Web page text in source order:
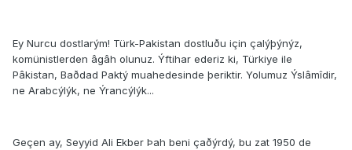
Ey Nurcu dostlarým! Türk-Pakistan dostluðu için çalýþýnýz,
komünistlerden âgâh olunuz. Ýftihar ederiz ki, Türkiye ile
Pâkistan, Baðdad Paktý muahedesinde þeriktir. Yolumuz Ýslâmîdir,
ne Arabcýlýk, ne Ýrancýlýk...
Geçen ay, Seyyid Ali Ekber Þah beni çaðýrdý, bu zat 1950 de